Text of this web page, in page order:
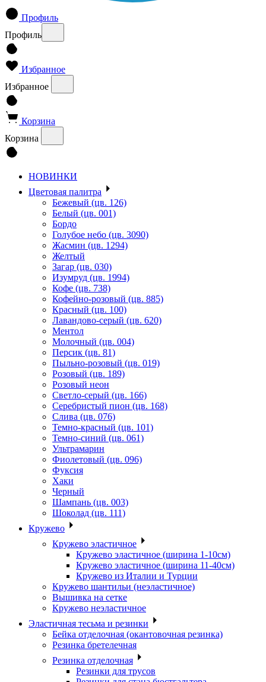
Профиль
Профиль
Избранное
Избранное
Корзина
Корзина
НОВИНКИ
Цветовая палитра
Бежевый (цв. 126)
Белый (цв. 001)
Бордо
Голубое небо (цв. 3090)
Жасмин (цв. 1294)
Желтый
Загар (цв. 030)
Изумруд (цв. 1994)
Кофе (цв. 738)
Кофейно-розовый (цв. 885)
Красный (цв. 100)
Лавандово-серый (цв. 620)
Ментол
Молочный (цв. 004)
Персик (цв. 81)
Пыльно-розовый (цв. 019)
Розовый (цв. 189)
Розовый неон
Светло-серый (цв. 166)
Серебристый пион (цв. 168)
Слива (цв. 076)
Темно-красный (цв. 101)
Темно-синий (цв. 061)
Ультрамарин
Фиолетовый (цв. 096)
Фуксия
Хаки
Черный
Шампань (цв. 003)
Шоколад (цв. 111)
Кружево
Кружево эластичное
Кружево эластичное (ширина 1-10см)
Кружево эластичное (ширина 11-40см)
Кружево из Италии и Турции
Кружево шантильи (неэластичное)
Вышивка на сетке
Кружево неэластичное
Эластичная тесьма и резинки
Бейка отделочная (окантовочная резинка)
Резинка бретелечная
Резинка отделочная
Резинки для трусов